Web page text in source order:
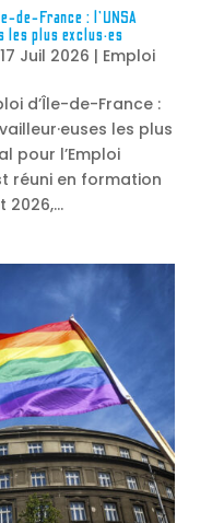
de-France : l’UNSA
plus exclus·es
17 Juil 2026 | Emploi
d’Île-de-France :
les plus
pour l’Emploi
réuni en formation
2026,...